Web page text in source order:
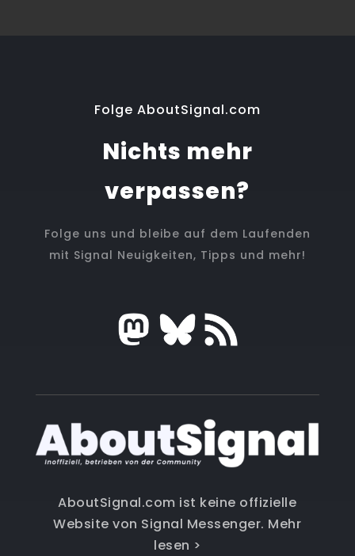
Folge AboutSignal.com
Nichts mehr
verpassen?
Folge uns und bleibe auf dem Laufenden
mit Signal Neuigkeiten, Tipps und mehr!
AboutSignal.com ist keine offizielle
Website von Signal Messenger. Mehr
lesen >